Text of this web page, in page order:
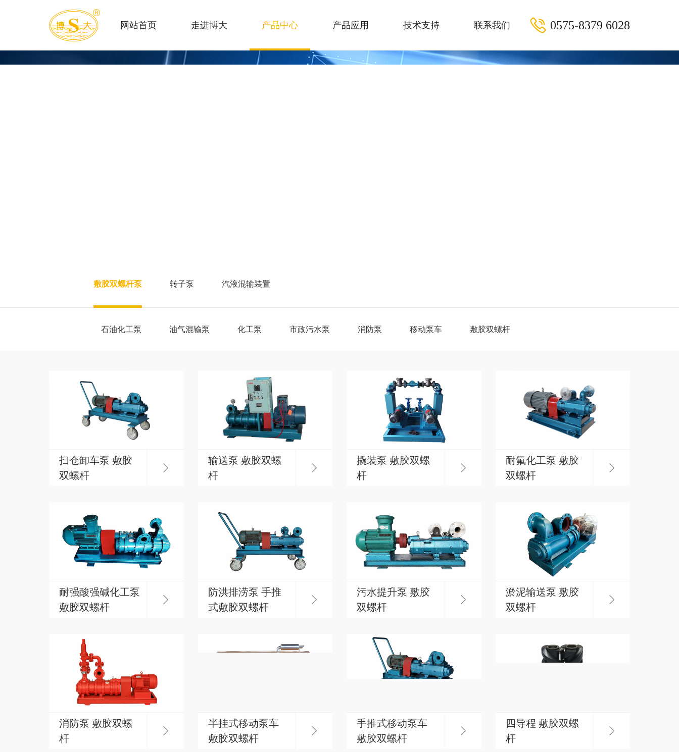
网站首页 走进博大 产品中心 产品应用 技术支持 联系我们 0575-8379 6028
敷胶双螺杆泵 转子泵 汽液混输装置
石油化工泵 油气混输泵 化工泵 市政污水泵 消防泵 移动泵车 敷胶双螺杆
扫仓卸车泵 敷胶
双螺杆
输送泵 敷胶双螺
杆
撬装泵 敷胶双螺
杆
耐氟化工泵 敷胶
双螺杆
耐强酸强碱化工泵
敷胶双螺杆
防洪排涝泵 手推
式敷胶双螺杆
污水提升泵 敷胶
双螺杆
淤泥输送泵 敷胶
双螺杆
消防泵 敷胶双螺
杆
半挂式移动泵车
敷胶双螺杆
手推式移动泵车
敷胶双螺杆
四导程 敷胶双螺
杆